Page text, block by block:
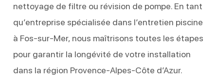
nettoyage de filtre ou révision de pompe. En tant
qu’entreprise spécialisée dans l’entretien piscine
à Fos-sur-Mer, nous maîtrisons toutes les étapes
pour garantir la longévité de votre installation
dans la région Provence-Alpes-Côte d’Azur.